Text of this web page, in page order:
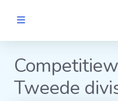
Clubs
Tweede